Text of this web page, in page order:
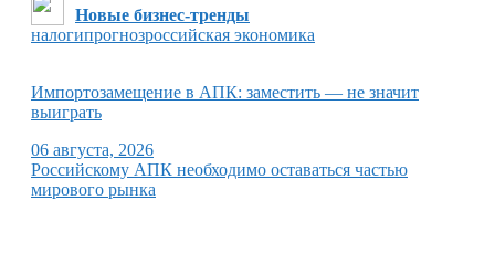
Новые бизнес-тренды
налогипрогнозроссийская экономика
Импортозамещение в АПК: заместить — не значит
выиграть
06 августа, 2026
Российскому АПК необходимо оставаться частью
мирового рынка